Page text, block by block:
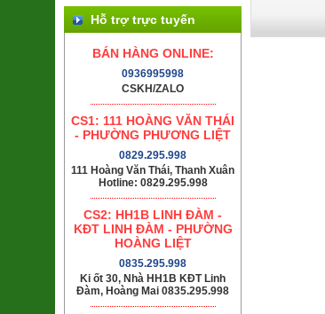
Hỗ trợ trực tuyến
BÁN HÀNG ONLINE:
0936995998
CSKH/ZALO
CS1: 111 HOÀNG VĂN THÁI
- PHƯỜNG PHƯƠNG LIỆT
0829.295.998
111 Hoàng Văn Thái, Thanh Xuân
Hotline: 0829.295.998
CS2: HH1B LINH ĐÀM -
KĐT LINH ĐÀM - PHƯỜNG
HOÀNG LIỆT
0835.295.998
Ki ốt 30, Nhà HH1B KĐT Linh
Đàm, Hoàng Mai 0835.295.998